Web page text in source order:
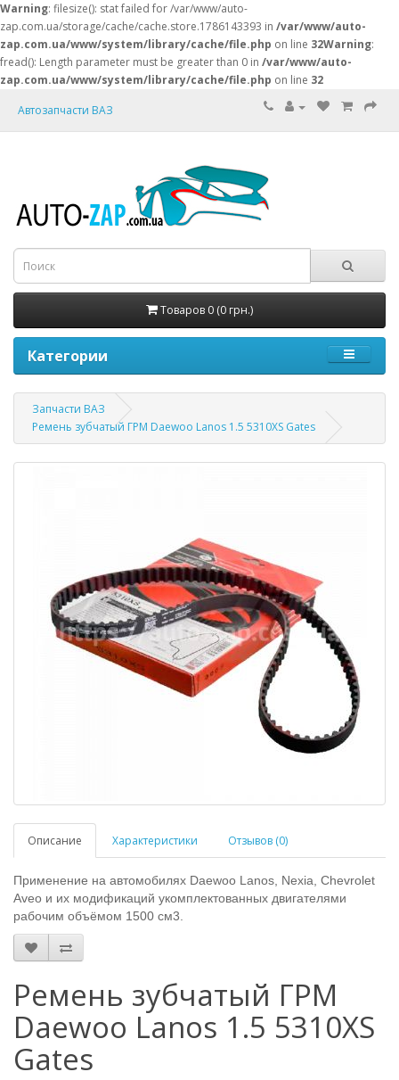
Warning: filesize(): stat failed for /var/www/auto-
zap.com.ua/storage/cache/cache.store.1786143393 in /var/www/auto-
zap.com.ua/www/system/library/cache/file.php on line 32Warning:
fread(): Length parameter must be greater than 0 in /var/www/auto-
zap.com.ua/www/system/library/cache/file.php on line 32
Автозапчасти ВАЗ
Товаров 0 (0 грн.)
Категории
Запчасти ВАЗ
Ремень зубчатый ГРМ Daewoo Lanos 1.5 5310XS Gates
Описание Характеристики Отзывов (0)
Применение на автомобилях Daewoo Lanos, Nexia, Chevrolet
Aveo и их модификаций укомплектованных двигателями
рабочим объёмом 1500 см3.
Ремень зубчатый ГРМ
Daewoo Lanos 1.5 5310XS
Gates